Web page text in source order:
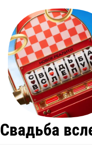
Свадьба